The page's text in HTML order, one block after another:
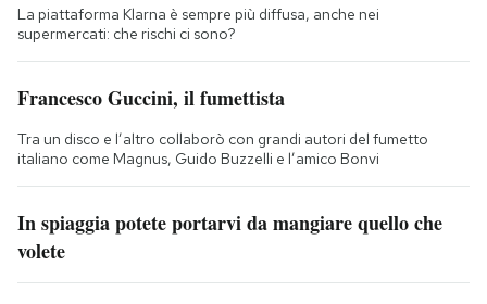
La piattaforma Klarna è sempre più diffusa, anche nei
supermercati: che rischi ci sono?
Francesco Guccini, il fumettista
Tra un disco e l’altro collaborò con grandi autori del fumetto
italiano come Magnus, Guido Buzzelli e l’amico Bonvi
In spiaggia potete portarvi da mangiare quello che
volete